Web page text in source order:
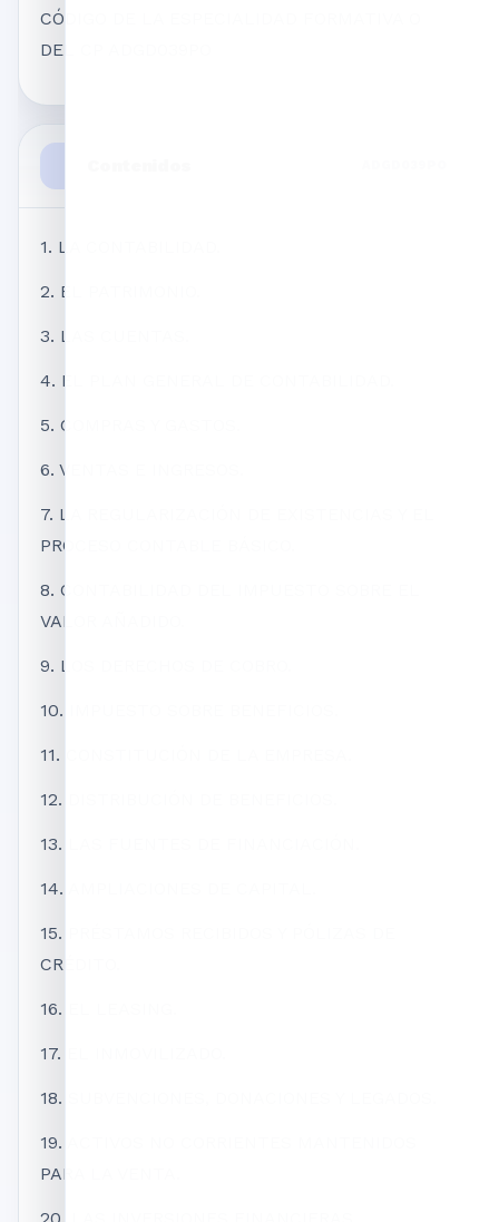
CÓDIGO DE LA ESPECIALIDAD FORMATIVA O
DEL CP ADGD039PO
1. LA CONTABILIDAD.
2. EL PATRIMONIO.
3. LAS CUENTAS.
4. EL PLAN GENERAL DE CONTABILIDAD.
5. COMPRAS Y GASTOS.
6. VENTAS E INGRESOS.
7. LA REGULARIZACIÓN DE EXISTENCIAS Y EL
PROCESO CONTABLE BÁSICO.
8. CONTABILIDAD DEL IMPUESTO SOBRE EL
VALOR AÑADIDO.
9. LOS DERECHOS DE COBRO.
10. IMPUESTO SOBRE BENEFICIOS.
11. CONSTITUCIÓN DE LA EMPRESA.
12. DISTRIBUCIÓN DE BENEFICIOS.
13. LAS FUENTES DE FINANCIACIÓN.
14. AMPLIACIONES DE CAPITAL.
15. PRÉSTAMOS RECIBIDOS Y PÓLIZAS DE
CRÉDITO.
16. EL LEASING.
17. EL INMOVILIZADO.
18. SUBVENCIONES, DONACIONES Y LEGADOS.
19. ACTIVOS NO CORRIENTES MANTENIDOS
PARA LA VENTA.